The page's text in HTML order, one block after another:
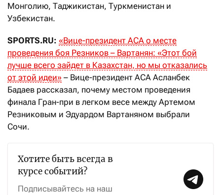
Монголию, Таджикистан, Туркменистан и
Узбекистан.
SPORTS.RU: «Вице-президент АСА о месте
проведения боя Резников – Вартанян: «Этот бой
лучше всего зайдет в Казахстан, но мы отказались
от этой идеи» – Вице-президент ACA Асланбек
Бадаев рассказал, почему местом проведения
финала Гран-при в легком весе между Артемом
Резниковым и Эдуардом Вартаняном выбрали
Сочи.
Хотите быть всегда в
курсе событий?
Подписывайтесь на наш